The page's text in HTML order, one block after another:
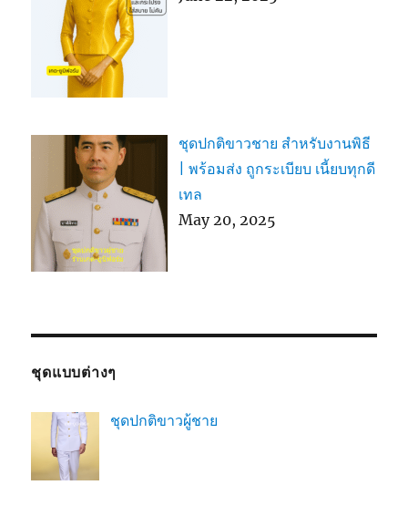
ชุดปกติขาวชาย สำหรับงานพิธี
| พร้อมส่ง ถูกระเบียบ เนี้ยบทุกดี
เทล
May 20, 2025
ชุดแบบต่างๆ
ชุดปกติขาวผู้ชาย